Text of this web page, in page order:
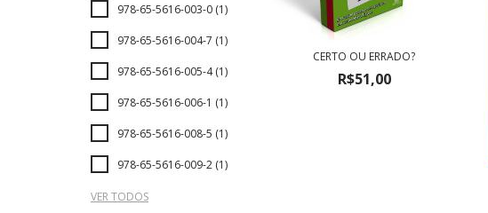
978-65-5616-003-0 (1)
978-65-5616-004-7 (1)
978-65-5616-005-4 (1)
978-65-5616-006-1 (1)
978-65-5616-008-5 (1)
978-65-5616-009-2 (1)
VER TODOS
CERTO OU ERRADO?
R$51,00